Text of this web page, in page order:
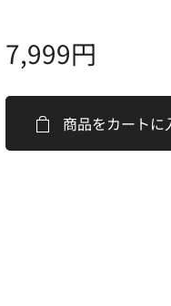
7,999円
商品をカートに